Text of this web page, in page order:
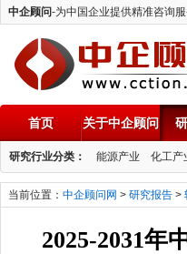
中企顾问-为中国企业提供精准咨询
中企顾问
首页 关于中企顾问
研究行业分类： 能源产业 化工产
当前位置： 中企顾问网 > 研究报告 >
2025-2031年